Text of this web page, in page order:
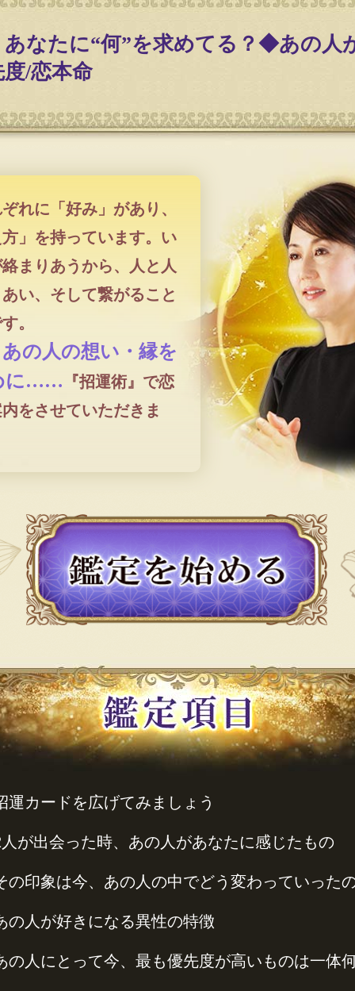
あなたに“何”を求めてる？◆あの人
/恋本命
れに「好み」があり、
」を持っています。い
まりあうから、人と人
い、そして繋がること
。
の人の想い・縁を
に…… 『招運術』で恋
をさせていただきま
運カードを広げてみましょう
が出会った時、あの人があなたに感じたもの
の印象は今、あの人の中でどう変わっていった
の人が好きになる異性の特徴
の人にとって今、最も優先度が高いものは一体